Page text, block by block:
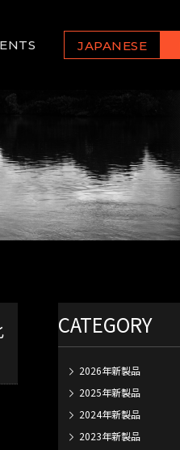
JAPANESE
CATEGORY
2026年新製品
2025年新製品
2024年新製品
2023年新製品